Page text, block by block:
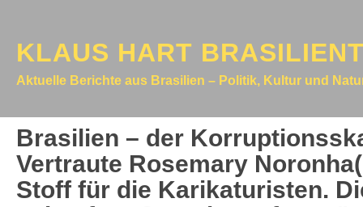
KLAUS HART
Aktuelle Berichte aus Brasilien – Politik, Kultur und
Brasilien – der
Vertraute Rosemary
Stoff für die Karikaturisten.